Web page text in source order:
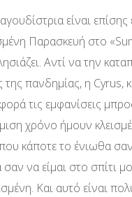
είναι
Παρασκευή στο
Αντί να την
της πανδημίας, η Cyrus,
τις εμφανίσεις
χρόνο ήμουν
κάποτε το ένιωθα
να είμαι στο
Και αυτό είναι